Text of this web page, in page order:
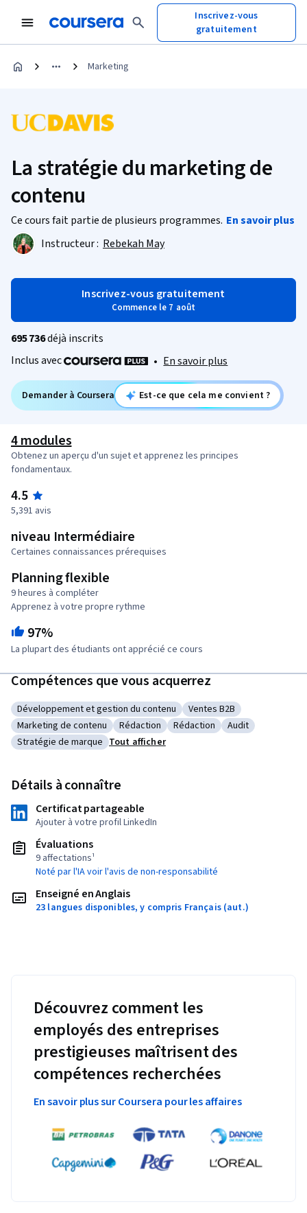
Inscrivez-vous
gratuitement
Marketing
La stratégie du marketing de
contenu
Ce cours fait partie de plusieurs programmes. En savoir plus
Instructeur : Rebekah May
Inscrivez-vous gratuitement
Commence le 7 août
695 736déjà inscrits
Inclus avec
• En savoir plus
Demander à Coursera Est-ce que cela me convient ?
4 modules
Obtenez un aperçu d'un sujet et apprenez les principes
fondamentaux.
4.5
5,391 avis
niveau Intermédiaire
Certaines connaissances prérequises
Planning flexible
9 heures à compléter
Apprenez à votre propre rythme
97%
La plupart des étudiants ont apprécié ce cours
Compétences que vous acquerrez
Catégorie : Développement et gestion du contenu
Développement et gestion du contenu Catégorie : Ventes B2B
Ventes B2B
Catégorie : Marketing de contenu
Marketing de contenu Catégorie : Rédaction
Rédaction Catégorie : Rédaction
Rédaction Catégorie : Audit
Audit
Catégorie : Stratégie de marque
Stratégie de marque Tout afficher
Détails à connaître
Certificat partageable
Ajouter à votre profil LinkedIn
Évaluations
9 affectations¹
Noté par l'IA voir l'avis de non-responsabilité
Enseigné en Anglais
23 langues disponibles, y compris Français (aut.)
Découvrez comment les
employés des entreprises
prestigieuses maîtrisent des
compétences recherchées
En savoir plus sur Coursera pour les affaires